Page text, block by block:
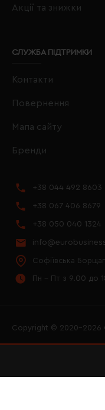
Акції та знижки
СЛУЖБА ПІДТРИМКИ
Контакти
Повернення
Мапа сайту
Бренди
+38 044 492 8603
+38 067 406 8679
+38 050 040 1324
Софіївська
Пн - Пт з 9.00 до
Copyright © 2020–2026
LOGO ЄВРОБІЗНЕС